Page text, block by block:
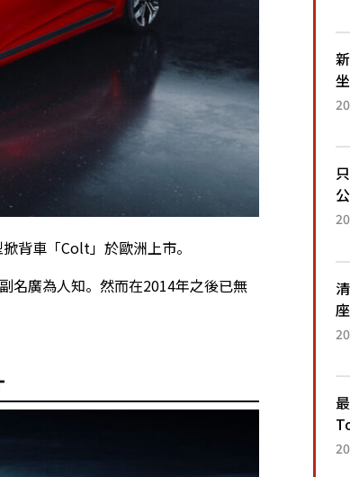
背車「Colt」於歐洲上市。
名廣為人知。然而在2014年之後已無